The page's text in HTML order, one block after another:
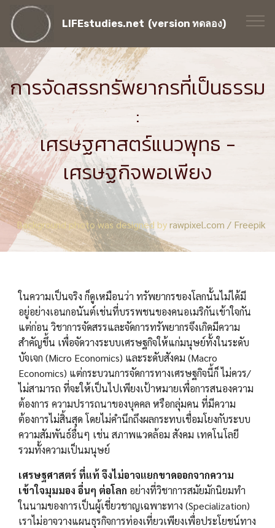
LIFEstudies.net (version ทดลอง)
การจัดสรรทรัพยากรที่เป็นธรรม
:
เศรษฐศาสตร์แนวพุทธ -
เศรษฐกิจพอเพียง
Background photo was designed byrawpixel.com / Freepik
ในความเป็นจริง ก็ดูเหมือนว่า ทรัพยากรของโลกนั้นไม่ได้มี
อยู่อย่างเอนกอนันต์เช่นที่บรรพชนของคนอเมริกันเข้าใจกัน
แต่ก่อน วิชาการจัดสรรและจัดการทรัพยากรจึงเกิดมีความ
สำคัญขึ้น เพื่อจัดวางระบบเศรษฐกิจให้แก่มนุษย์ทั้งในระดับ
บัจเจก (Micro Economics) และระดับสังคม (Macro
Economics) แต่กระบวนการจัดการทางเศรษฐกิจนี้ก็ ไม่ควร/
ไม่สามารถ ที่จะให้เป็นไปเพียงเป้าหมายเพื่อการสนองความ
ต้องการ ความปรารถนาของบุคคล หรือกลุ่มคน ที่มีความ
ต้องการไม่สิ้นสุด โดยไม่คำนึกถึงผลกระทบเชื่อมโยงกับระบบ
ความสัมพันธ์อื่นๆ เช่น สภาพแวดล้อม สังคม เทคโนโลยี
รวมทั้งความเป็นมนุษย์
เศรษฐศาสตร์ ที่แท้ จึงไม่อาจแยกขาดออกจากความ
เข้าใจมุมมอง อื่นๆ ต่อโลก อย่างที่วิชาการสมัยมักนิยมทำ
ในนามของการเป็นผู้เชี่ยวชาญเฉพาะทาง (Specialization)
เราไม่อาจวางแผนธุรกิจการท่องเที่ยวเพียงเพื่อประโยชน์ทาง